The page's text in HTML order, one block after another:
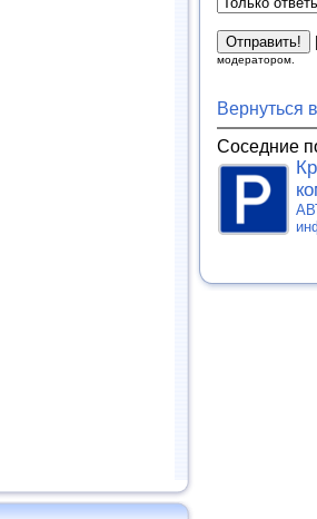
модератором.
Вернуться
Соседние